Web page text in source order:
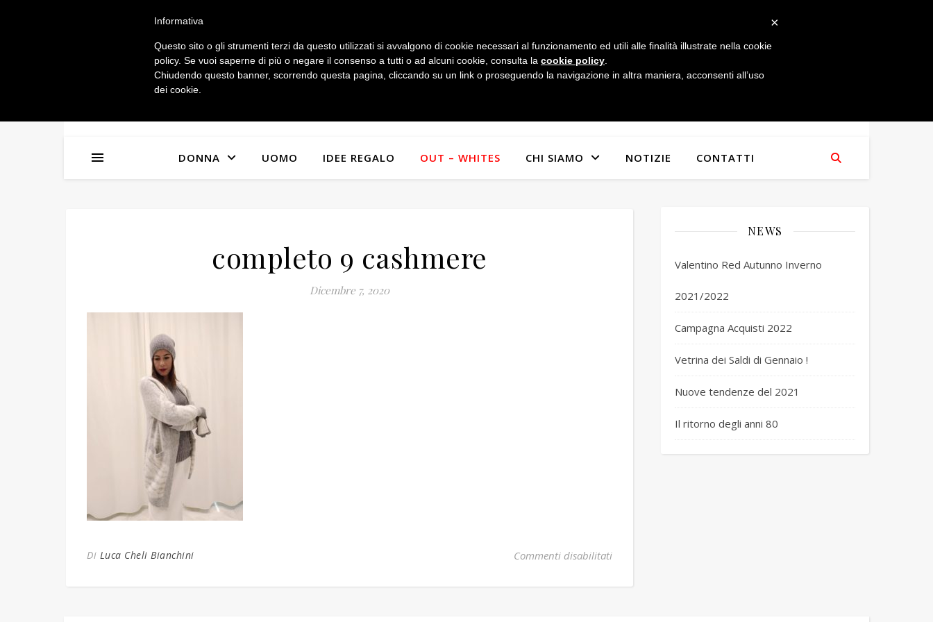
IL MIO ACCOUNT
DONNA UOMO IDEE REGALO OUT – WHITES CHI SIAMO NOTIZIE CONTATTI
completo 9 cashmere
Dicembre 7, 2020
Di Luca Cheli Bianchini Commenti disabilitatisu completo 9 cashmere
NEWS
Valentino Red Autunno Inverno
2021/2022
Campagna Acquisti 2022
Vetrina dei Saldi di Gennaio !
Nuove tendenze del 2021
Il ritorno degli anni 80
×
Informativa
Questo sito o gli strumenti terzi da questo utilizzati si avvalgono di cookie necessari al funzionamento ed utili alle finalità illustrate nella cookie
policy. Se vuoi saperne di più o negare il consenso a tutti o ad alcuni cookie, consulta la cookie policy
Chiudendo questo banner, scorrendo questa pagina, cliccando su un link o proseguendo la navigazione in altra maniera, acconsenti all’uso
dei cookie.